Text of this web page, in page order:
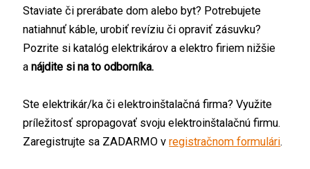
Staviate či prerábate dom alebo byt? Potrebujete
natiahnuť káble, urobiť revíziu či opraviť zásuvku?
Pozrite si katalóg elektrikárov a elektro firiem nižšie
anájdite si na to odborníka.
Ste elektrikár/ka či elektroinštalačná firma? Využite
príležitosť spropagovať svoju elektroinštalačnú firmu.
Zaregistrujte sa ZADARMO vregistračnom formulári.